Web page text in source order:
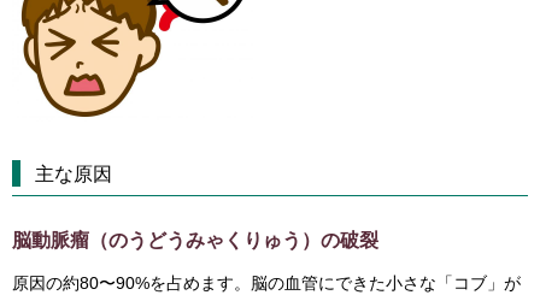
主な原因
脳動脈瘤（のうどうみゃくりゅう）の破裂
原因の約80〜90%を占めます。脳の血管にできた小さな「コブ」が